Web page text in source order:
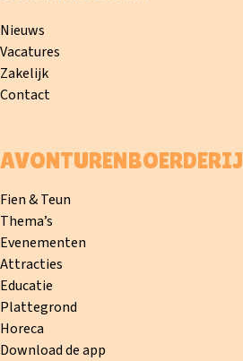
Nieuws
Vacatures
Zakelijk
Contact
AVONTURENBOERDERIJ
Fien & Teun
Thema’s
Evenementen
Attracties
Educatie
Plattegrond
Horeca
Download de app